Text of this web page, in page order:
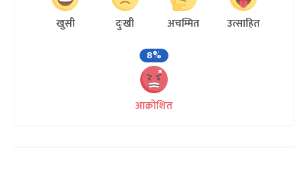
खुसी दुःखी अचम्मित
उत्साहित
8%
आक्रोशित